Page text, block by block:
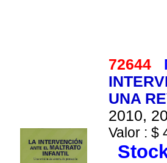
72644
UNA
2010,
Valor : $